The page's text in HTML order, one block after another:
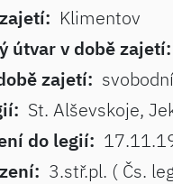
Klimentov
útvar v době zajetí:
zajetí:
St. Alševskoje,
do legií:
3.stř.pl. ( Čs.